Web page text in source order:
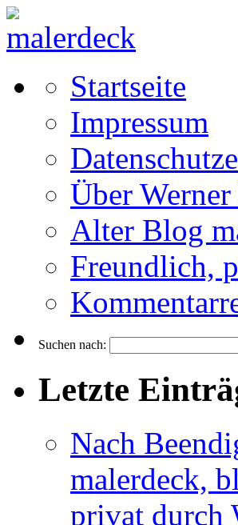
Startseite
Impressum
Über
Alter Blog
Freundlich,
Suchen nach:
Letzte
Nach
malerdeck,
privat durch